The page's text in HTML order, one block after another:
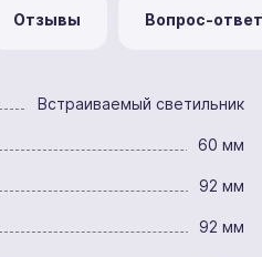
Отзывы Вопрос-ответ
Встраиваемый светильник
60 мм
92 мм
92 мм